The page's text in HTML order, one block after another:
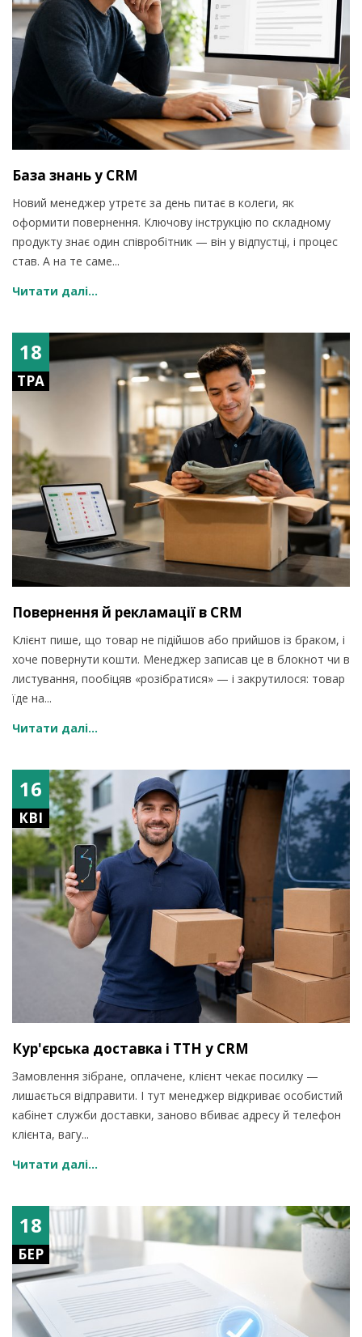
База знань у CRM
Новий менеджер утретє за день питає в колеги, як
оформити повернення. Ключову інструкцію по складному
продукту знає один співробітник — він у відпустці, і процес
став. А на те саме...
Читати далі...
18
ТРА
Повернення й рекламації в CRM
Клієнт пише, що товар не підійшов або прийшов із браком, і
хоче повернути кошти. Менеджер записав це в блокнот чи в
листування, пообіцяв «розібратися» — і закрутилося: товар
їде на...
Читати далі...
16
КВІ
Кур'єрська доставка і ТТН у CRM
Замовлення зібране, оплачене, клієнт чекає посилку —
лишається відправити. І тут менеджер відкриває особистий
кабінет служби доставки, заново вбиває адресу й телефон
клієнта, вагу...
Читати далі...
18
БЕР